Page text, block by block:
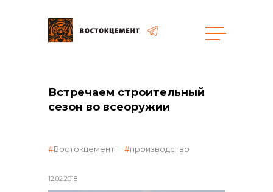
Встречаем строительный
сезон во всеоружии
12.02.2018
Востокцемент производство